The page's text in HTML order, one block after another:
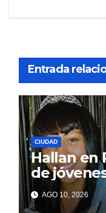
Entrada
CIUDAD
Hallan en
de
Berisso
AGO 10, 2026